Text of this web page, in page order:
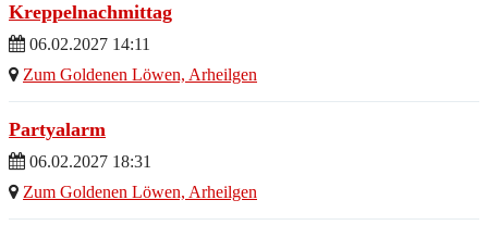
Kreppelnachmittag
06.02.2027 14:11
Zum Goldenen Löwen, Arheilgen
Partyalarm
06.02.2027 18:31
Zum Goldenen Löwen, Arheilgen